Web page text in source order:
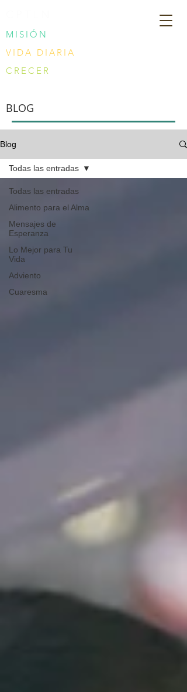
MISIÓN
VIDA DIARIA
CRECER
BLOG
Blog
Todas las entradas
Alimento para el Alma
Mensajes de
Esperanza
Lo Mejor para Tu
Vida
Adviento
Cuaresma
Todas las entradas